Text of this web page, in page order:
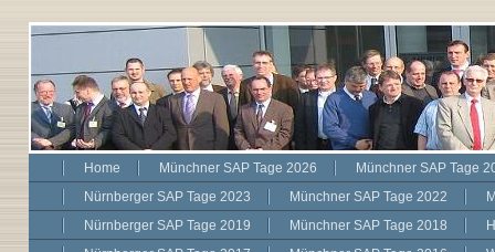
Home Münchner SAP Tage 2026
Münchner SAP Tage
Nürnberger SAP Tage 2023
Münchner SAP Tage 2022
Nürnberger SAP Tage 2019
Münchner SAP Tage 2018